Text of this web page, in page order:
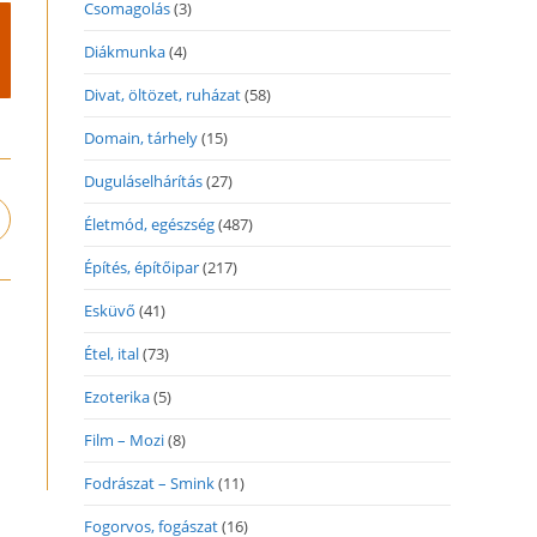
Csomagolás(3)
Diákmunka(4)
Divat, öltözet, ruházat(58)
Domain, tárhely(15)
Duguláselhárítás(27)
Életmód, egészség(487)
Építés, építőipar(217)
Esküvő (41)
Étel, ital(73)
Ezoterika(5)
Film – Mozi(8)
Fodrászat – Smink(11)
Fogorvos, fogászat(16)